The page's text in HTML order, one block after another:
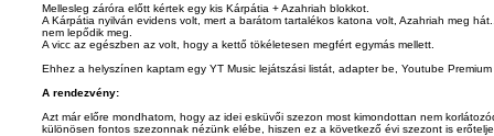
Mellesleg záróra előtt kértek egy kis Kárpátia + Azahriah blokkot.
A Kárpátia nyilván evidens volt, mert a barátom tartalékos katona volt, Azahriah meg
nem lepődik meg.
A vicc az egészben az volt, hogy a kettő tökéletesen megfért egymás mellett.
Ehhez a helyszínen kaptam egy YT Music lejátszási listát, adapter be, Youtube
A rendezvény:
Azt már előre mondhatom, hogy az idei esküvői szezon most kimondottan nem
különösen fontos szezonnak nézünk elébe, hiszen ez a következő évi szezont is